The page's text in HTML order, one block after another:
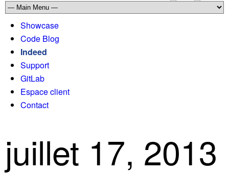
Showcase
Code Blog
Indeed
Support
GitLab
Espace client
Contact
juillet 17, 2013